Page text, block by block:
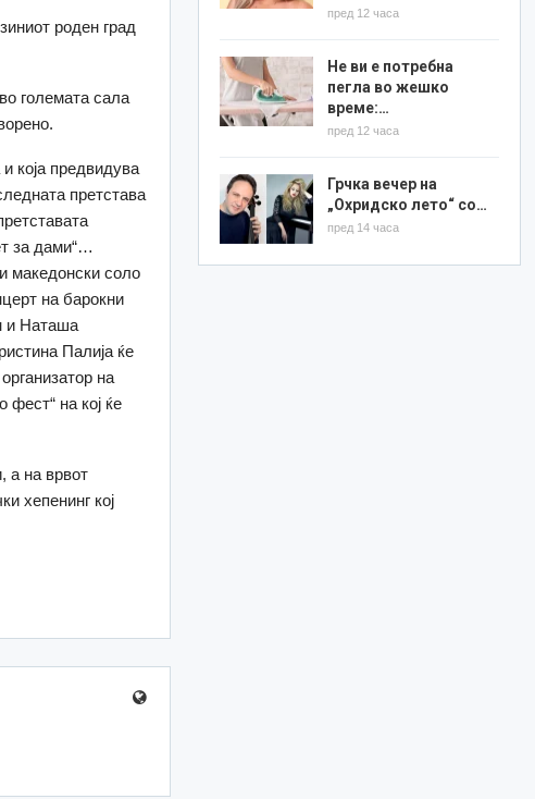
роден град
големата сала
која предвидува
претстава
за дами“…
македонски соло
на барокни
и Наташа
Палија ќе
на
фест“ на кој ќе
а на врвот
хепенинг кој
пред 12 часа
Не ви е потребна
пегла во жешко
време:…
пред 12 часа
Грчка вечер на
„Охридско лето“ со…
пред 14 часа